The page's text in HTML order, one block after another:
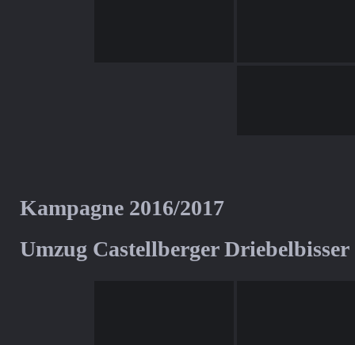
Kampagne 2016/2017
Umzug Castellberger